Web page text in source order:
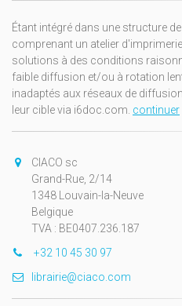
Étant intégré dans une structure
comprenant un atelier
solutions à des conditions
faible diffusion et/ou à rotation
inadaptés aux réseaux de
leur cible via i6doc.com. continuer
CIACO sc
Grand-Rue, 2/14
1348 Louvain-la-Neuve
Belgique
TVA : BE0407.236.187
+32 10 45 30 97
librairie@ciaco.com